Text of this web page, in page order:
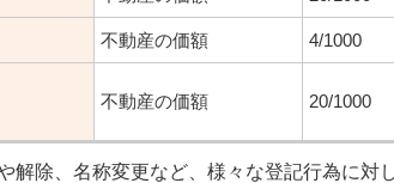
不動産の価額 4/1000
不動産の価額 20/1000
解除、名称変更など、様々な登記行為に対